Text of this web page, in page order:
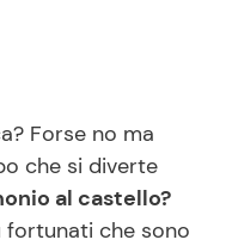
Forse no ma
che si diverte
al castello?
fortunati che sono